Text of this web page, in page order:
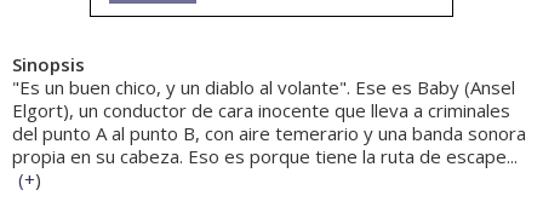
Sinopsis
"Es un buen chico, y un diablo al volante". Ese es Baby (Ansel
Elgort), un conductor de cara inocente que lleva a criminales
del punto A al punto B, con aire temerario y una banda sonora
propia en su cabeza. Eso es porque tiene la ruta de escape...
(+)